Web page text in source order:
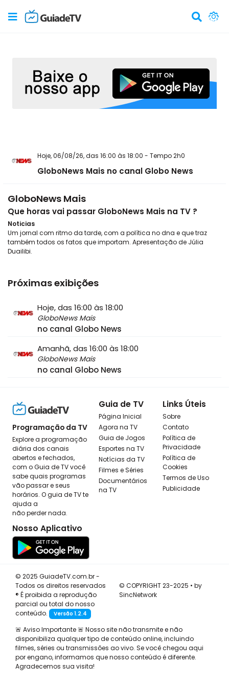
Hoje, 06/08/26, das 16:00 às 18:00 - Tempo 2h0
GloboNews Mais no canal Globo News
GloboNews Mais
Que horas vai passar GloboNews Mais na TV ?
Noticias
Um jornal com ritmo da tarde, com a política no dna e que traz
também todos os fatos que importam. Apresentação de Júlia
Duailibi.
Próximas exibições
Hoje, das 16:00 às 18:00
GloboNews Mais
no canal Globo News
Amanhã, das 16:00 às 18:00
GloboNews Mais
no canal Globo News
Programação da TV
Explore a programação
diária dos canais
abertos e fechados,
com o Guia de TV você
sabe quais programas
vão passar e seus
horários. O guia de TV te
ajuda a
não perder nada.
Nosso Aplicativo
Guia de TV
Página Inicial
Agora na TV
Guia de Jogos
Esportes na TV
Notícias da TV
Filmes e Séries
Documentários
na TV
Links Úteis
Sobre
Contato
Política de
Privacidade
Política de
Cookies
Termos de Uso
Publicidade
© 2025 GuiadeTV.com.br -
Todos os direitos reservados
® É proibida a reprodução
parcial ou total do nosso
conteúdo.
Versão 1.2.4
© COPYRIGHT 23-2025 • by
SincNetwork
🚨 Aviso Importante 🚨 Nosso site não transmite e não
disponibiliza qualquer tipo de conteúdo online, incluindo
filmes, séries ou transmissões ao vivo. Se você chegou aqui
por engano, informamos que nosso conteúdo é diferente.
Agradecemos sua visita!